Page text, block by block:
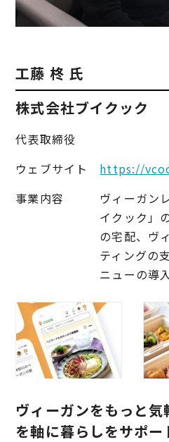
工藤 柊 氏
株式会社ブイクック
代表取締役
ウェブサイト
https://
事業内容
ヴィーガン
イクック」
の宅配、ヴ
ティングの
ニューの導
ヴィーガンをもっと気
を軸に暮らしをサポー